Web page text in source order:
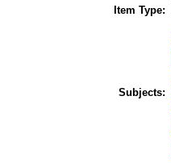
Item Type:
Subjects: